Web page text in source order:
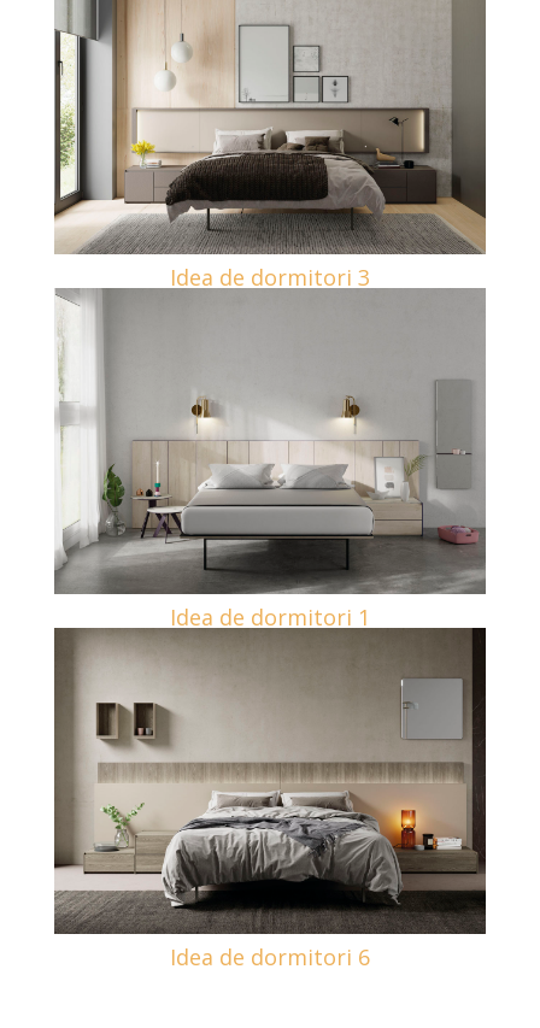
Idea de dormitori 3
Idea de dormitori 1
Idea de dormitori 6